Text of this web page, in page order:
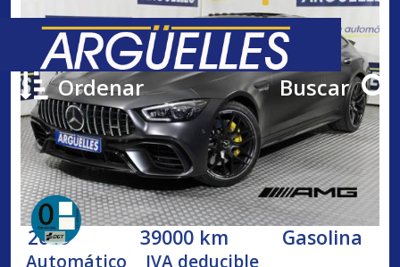
Ordenar Buscar
2019 39000 km Gasolina
Automático IVA deducible